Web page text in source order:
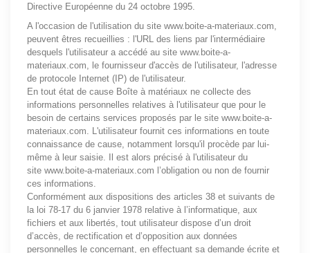
Directive Européenne du 24 octobre 1995.
A l'occasion de l'utilisation du site www.boite-a-materiaux.com,
peuvent êtres recueillies : l'URL des liens par l'intermédiaire
desquels l'utilisateur a accédé au site www.boite-a-
materiaux.com, le fournisseur d'accès de l'utilisateur, l'adresse
de protocole Internet (IP) de l'utilisateur.
En tout état de cause Boîte à matériaux ne collecte des
informations personnelles relatives à l'utilisateur que pour le
besoin de certains services proposés par le site www.boite-a-
materiaux.com. L'utilisateur fournit ces informations en toute
connaissance de cause, notamment lorsqu'il procède par lui-
même à leur saisie. Il est alors précisé à l'utilisateur du
site www.boite-a-materiaux.com l’obligation ou non de fournir
ces informations.
Conformément aux dispositions des articles 38 et suivants de
la loi 78-17 du 6 janvier 1978 relative à l’informatique, aux
fichiers et aux libertés, tout utilisateur dispose d’un droit
d’accès, de rectification et d’opposition aux données
personnelles le concernant, en effectuant sa demande écrite et